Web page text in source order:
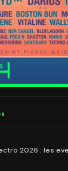
2026 : les